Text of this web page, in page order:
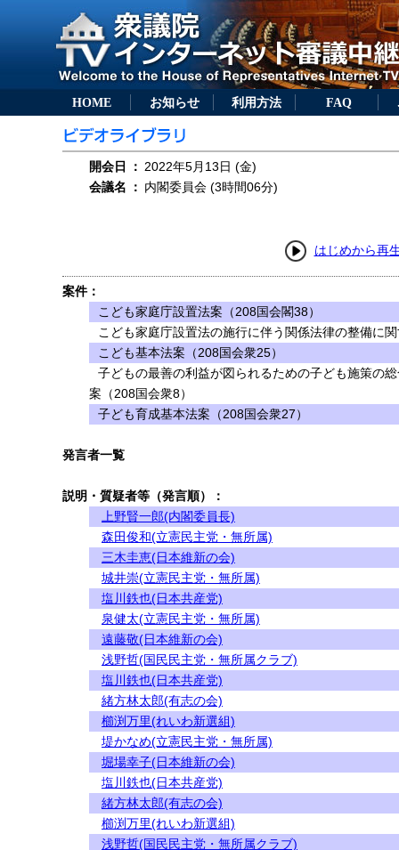
HOME お知らせ 利用方法 FAQ
開会日 ： 2022年5月13日 (金)
会議名
： 内閣委員会 (3時間06分)
はじめから再
案件：
こども家庭庁設置法案（208国会閣38）
こども家庭庁設置法の施行に伴う関係法律の整備に
こども基本法案（208国会衆25）
子どもの最善の利益が図られるための子ども施策の
案（208国会衆8）
子ども育成基本法案（208国会衆27）
発言者一覧
説明・質疑者等（発言順）：
上野賢一郎(内閣委員長)
森田俊和(立憲民主党・無所属)
三木圭恵(日本維新の会)
城井崇(立憲民主党・無所属)
塩川鉄也(日本共産党)
泉健太(立憲民主党・無所属)
遠藤敬(日本維新の会)
浅野哲(国民民主党・無所属クラブ)
塩川鉄也(日本共産党)
緒方林太郎(有志の会)
櫛渕万里(れいわ新選組)
堤かなめ(立憲民主党・無所属)
堀場幸子(日本維新の会)
塩川鉄也(日本共産党)
緒方林太郎(有志の会)
櫛渕万里(れいわ新選組)
浅野哲(国民民主党・無所属クラブ)